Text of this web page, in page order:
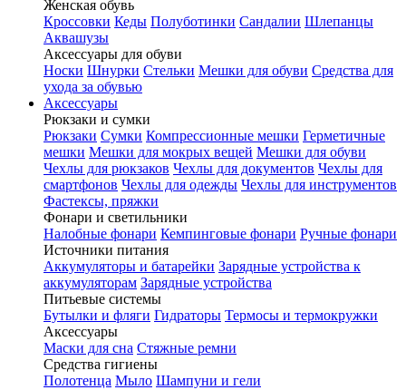
Женская обувь
Кроссовки Кеды Полуботинки Сандалии Шлепанцы
Аквашузы
Аксессуары для обуви
Носки Шнурки Стельки Мешки для обуви Средства для
ухода за обувью
Аксессуары
Рюкзаки и сумки
Рюкзаки Сумки Компрессионные мешки Герметичные
мешки Мешки для мокрых вещей Мешки для обуви
Чехлы для рюкзаков Чехлы для документов Чехлы для
смартфонов Чехлы для одежды Чехлы для инструментов
Фастексы, пряжки
Фонари и светильники
Налобные фонари Кемпинговые фонари Ручные фонари
Источники питания
Аккумуляторы и батарейки Зарядные устройства к
аккумуляторам Зарядные устройства
Питьевые системы
Бутылки и фляги Гидраторы Термосы и термокружки
Аксессуары
Маски для сна Стяжные ремни
Средства гигиены
Полотенца Мыло Шампуни и гели